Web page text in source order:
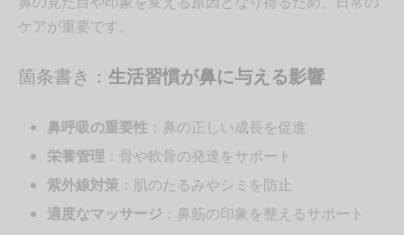
ケアが重要です。
箇条書き： 生活習慣が鼻に与える影響
鼻呼吸の重要性 ：鼻の正しい成長を促進
栄養管理 ：骨や軟骨の発達をサポート
紫外線対策：肌のたるみやシミを防止
適度なマッサージ ：鼻筋の印象を整えるサポート